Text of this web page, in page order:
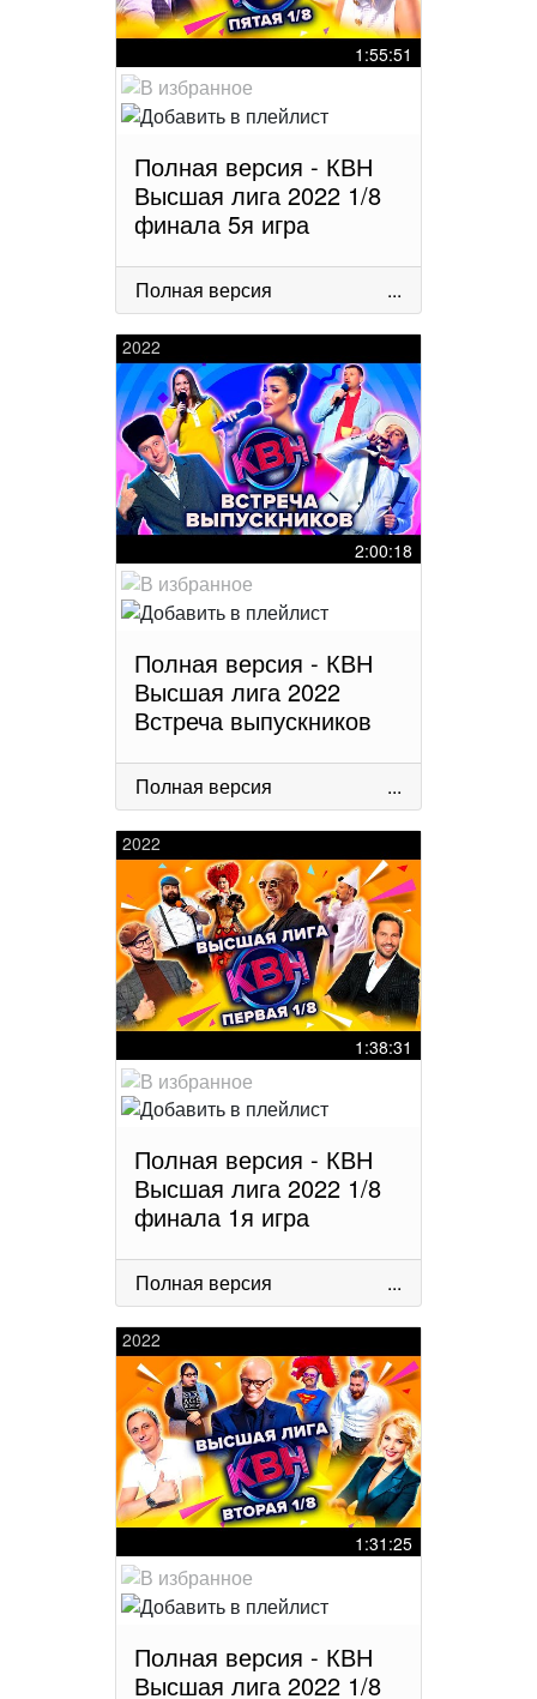
1:55:51
Полная версия - КВН
Высшая лига 2022 1/8
финала 5я игра
Полная версия ...
2022
2:00:18
Полная версия - КВН
Высшая лига 2022
Встреча выпускников
Полная версия ...
2022
1:38:31
Полная версия - КВН
Высшая лига 2022 1/8
финала 1я игра
Полная версия ...
2022
1:31:25
Полная версия - КВН
Высшая лига 2022 1/8